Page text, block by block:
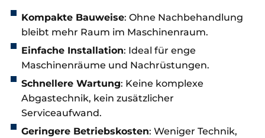
Kompakte Bauweise: Ohne Nachbehandlung
bleibt mehr Raum im Maschinenraum.
Einfache Installation: Ideal für enge
Maschinenräume und Nachrüstungen.
Schnellere Wartung: Keine komplexe
Abgastechnik, kein zusätzlicher
Serviceaufwand.
Geringere Betriebskosten: Weniger Technik,